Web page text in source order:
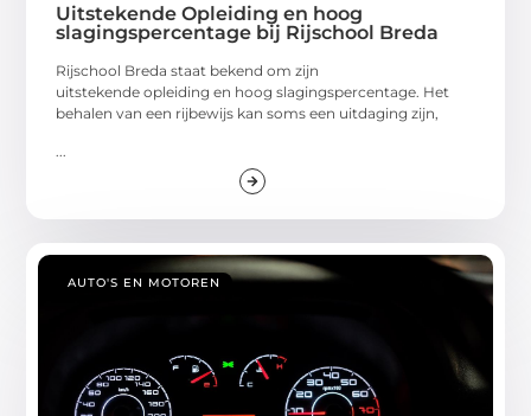
Uitstekende Opleiding en hoog
slagingspercentage bij Rijschool Breda
Rijschool Breda staat bekend om zijn
uitstekende opleiding en hoog slagingspercentage. Het
behalen van een rijbewijs kan soms een uitdaging zijn,
...
AUTO'S EN MOTOREN